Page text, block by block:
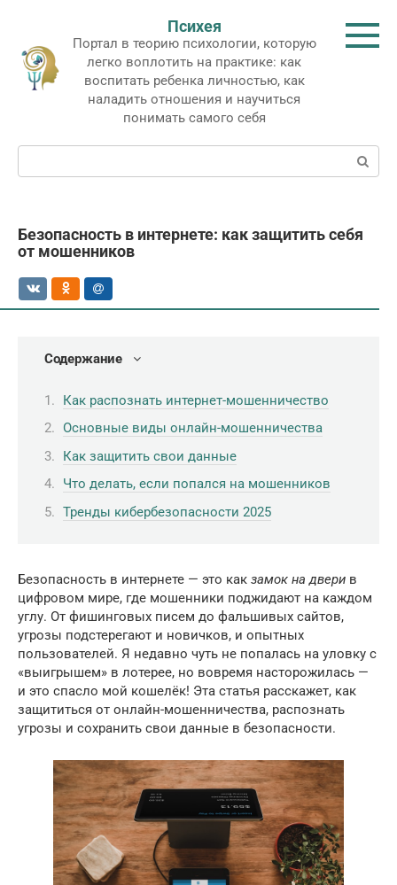
контенту
Психея
Портал в теорию психологии, которую
легко воплотить на практике: как
воспитать ребенка личностью, как
наладить отношения и научиться
понимать самого себя
Поиск:
Безопасность в интернете: как защитить себя
от мошенников
Содержание
Как распознать интернет-мошенничество
Основные виды онлайн-мошенничества
Как защитить свои данные
Что делать, если попался на мошенников
Тренды кибербезопасности 2025
Безопасность в интернете — это как замок на двери в
цифровом мире, где мошенники поджидают на каждом
углу. От фишинговых писем до фальшивых сайтов,
угрозы подстерегают и новичков, и опытных
пользователей. Я недавно чуть не попалась на уловку с
«выигрышем» в лотерее, но вовремя насторожилась —
и это спасло мой кошелёк! Эта статья расскажет, как
защититься от онлайн-мошенничества, распознать
угрозы и сохранить свои данные в безопасности.